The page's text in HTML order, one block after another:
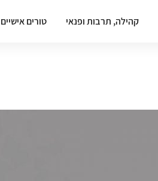
קהילה, תרבות ופנאי טורים אישיים